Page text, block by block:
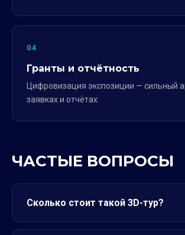
04
Гранты и отчётность
Цифровизация экспозиции — сильный
заявках и отчётах.
ЧАСТЫЕ ВОПРОСЫ
Сколько стоит такой 3D-тур?